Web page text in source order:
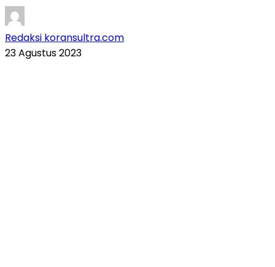
Redaksi koransultra.com
23 Agustus 2023